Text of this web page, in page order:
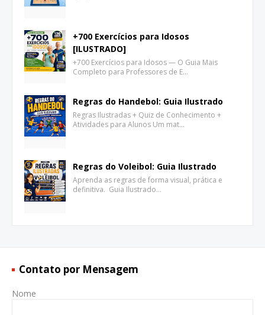
+700 Exercícios para Idosos
[ILUSTRADO]
+700 Exercícios para Idosos — O Guia Mais
Completo para Professores de E…
Regras do Handebol: Guia Ilustrado
Regras Ilustradas + Quiz de Conhecimento +
Atividades para Alunos Um mat…
Regras do Voleibol: Guia Ilustrado
Aprenda as regras de forma visual, prática e
definitiva. Guia Ilustrado…
Contato por Mensagem
Nome